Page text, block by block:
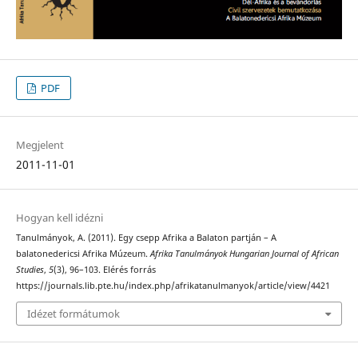
PDF
Megjelent
2011-11-01
Hogyan kell idézni
Tanulmányok, A. (2011). Egy csepp Afrika a Balaton partján – A
balatonedericsi Afrika Múzeum.Afrika Tanulmányok Hungarian Journal of African
Studies, 5(3), 96–103. Elérés forrás
https://journals.lib.pte.hu/index.php/afrikatanulmanyok/article/view/4421
Idézet formátumok